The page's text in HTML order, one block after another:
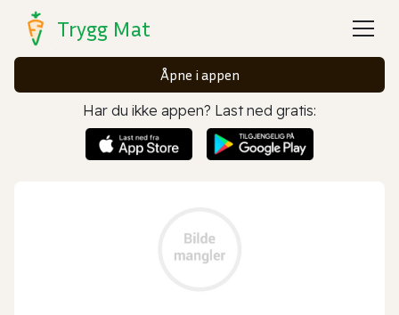
Trygg Mat
Åpne i appen
Har du ikke appen? Last ned gratis: